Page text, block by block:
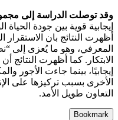
وقد توصلت الدراسة إلى
إيجابية قوية بين جودة الحياة
أظهرت النتائج بان الاستقرار
المعرفي، وهو ما يُعزى إلى
الابتكار. كما أظهرت النتائج
إيجابيًا، بينما جاءت الأجور
الأخرى بسبب تركيزها على
التعاون طويل الأمد.
Bookmark